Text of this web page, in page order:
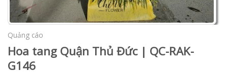
Quảng cáo
Hoa tang Quận Thủ Đức | QC-RAK-
G146